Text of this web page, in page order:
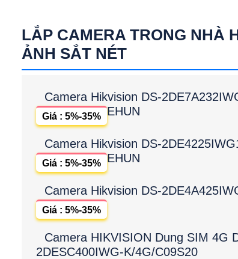
LẮP CAMERA TRONG NHÀ
ẢNH SẮT NÉT
Camera Hikvision DS-
EHUN
Giá : 5%-35%
Camera Hikvision DS-
EHUN
Giá : 5%-35%
Camera Hikvision DS-
Giá : 5%-35%
Camera HIKVISION Dung SIM 4G
2DESC400IWG-K/4G/C09S20